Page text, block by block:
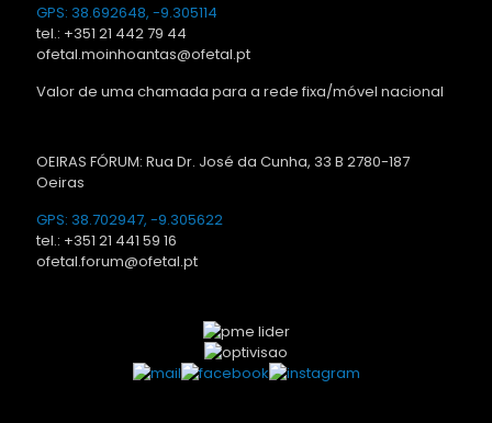
GPS: 38.692648, -9.305114
tel.: +351 21 442 79 44
ofetal.moinhoantas@ofetal.pt
Valor de uma chamada para a rede fixa/móvel nacional
OEIRAS FÓRUM: Rua Dr. José da Cunha, 33 B 2780-187
Oeiras
GPS: 38.702947, -9.305622
tel.: +351 21 441 59 16
ofetal.forum@ofetal.pt